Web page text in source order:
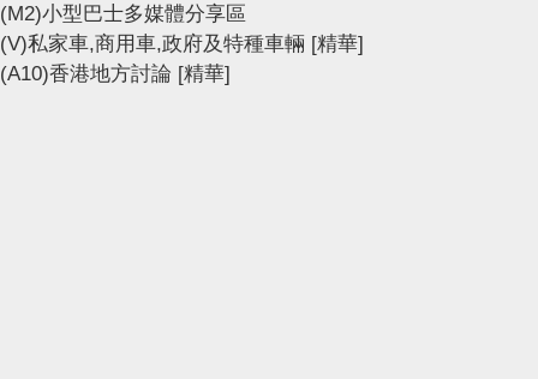
(M2)小型巴士多媒體分享區
(V)私家車,商用車,政府及特種車輛 [精華]
(A10)香港地方討論 [精華]